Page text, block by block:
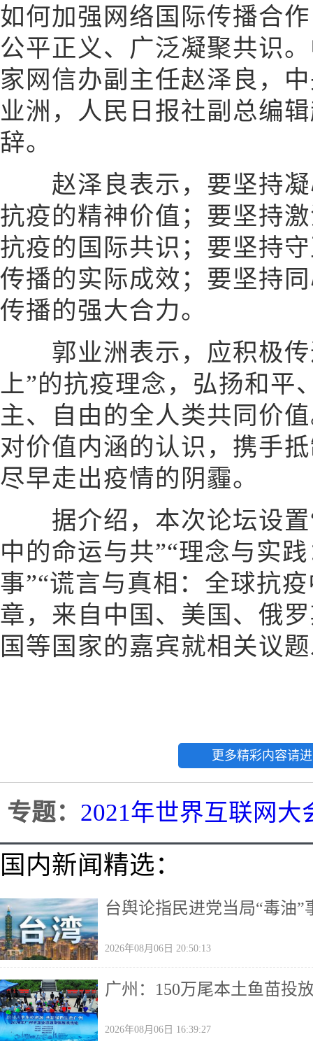
如何加强网络国际传播合
公平正义、广泛凝聚共识
家网信办副主任赵泽良，
业洲，人民日报社副总编
辞。
赵泽良表示，要坚持凝
抗疫的精神价值；要坚持
抗疫的国际共识；要坚持
传播的实际成效；要坚持
传播的强大合力。
郭业洲表示，应积极传
上”的抗疫理念，弘扬和平
主、自由的全人类共同价
对价值内涵的认识，携手
尽早走出疫情的阴霾。
据介绍，本次论坛设置
中的命运与共”“理念与实
事”“谎言与真相：全球抗
章，来自中国、美国、俄
国等国家的嘉宾就相关议
更多精彩内容请
专题： 2021年世界互联网大
国内新闻精选：
台舆论指民进党当局“毒油
2026年08月06日 20:50:13
广州：150万尾本土鱼苗投
2026年08月06日 16:39:27